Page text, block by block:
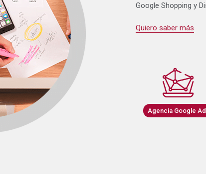
Google Shopping y
Quiero saber más
Agencia Google